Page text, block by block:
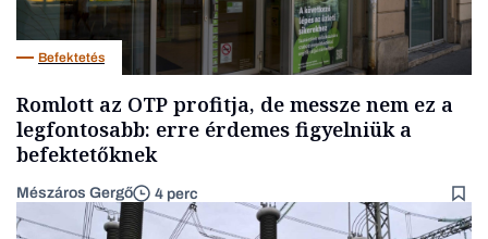
Befektetés
Romlott az OTP profitja, de messze nem ez a
legfontosabb: erre érdemes figyelniük a
befektetőknek
Mészáros Gergő 4 perc